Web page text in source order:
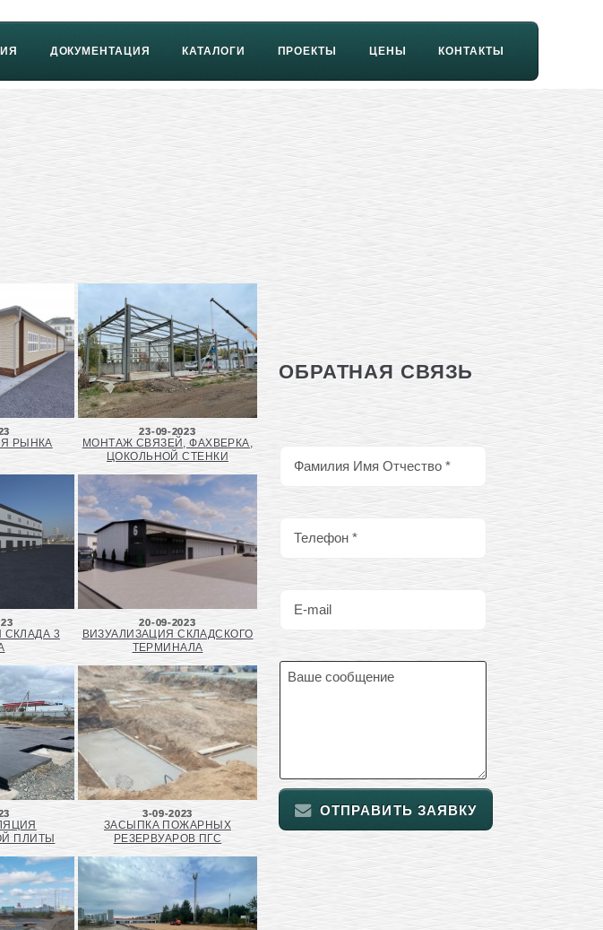
ДОКУМЕНТАЦИЯ КАТАЛОГИ ПРОЕКТЫ ЦЕНЫ КОНТАКТЫ
РЫНКА
23-09-2023
МОНТАЖ СВЯЗЕЙ, ФАХВЕРКА,
ЦОКОЛЬНОЙ СТЕНКИ
СКЛАДА 3
20-09-2023
ВИЗУАЛИЗАЦИЯ СКЛАДСКОГО
ТЕРМИНАЛА
ПЛИТЫ
3-09-2023
ЗАСЫПКА ПОЖАРНЫХ
РЕЗЕРВУАРОВ ПГС
ОБРАТНАЯ СВЯЗЬ
ОТПРАВИТЬ ЗАЯВКУ